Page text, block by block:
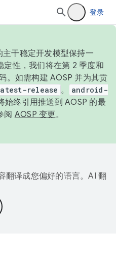
登录
干稳定开发模型保持一
性，我们将在第 2 季度和
。如需构建 AOSP 并为其贡
release 。
android-
始终引用推送到 AOSP 的最
阅 AOSP 变更。
翻译成您偏好的语言。AI 翻